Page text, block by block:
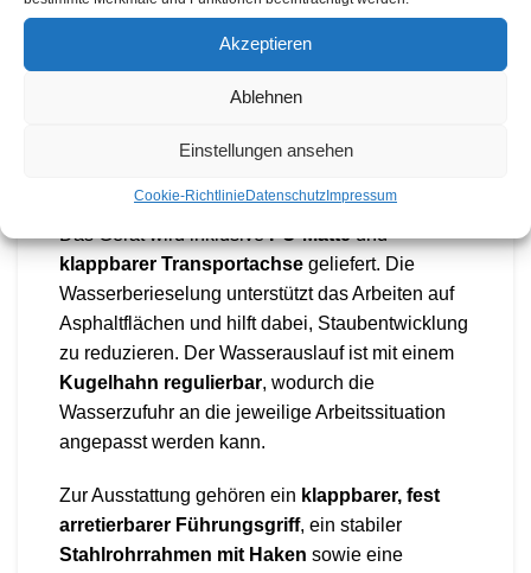
Akzeptieren
Ablehnen
Einstellungen ansehen
Cookie-RichtlinieDatenschutzImpressum
für Asphaltarbeiten sowie zur Staubminimierung.
Zentrifugalkraft von 14 kNund einer
Rüttelplatte zuverlässige Leistungswerte für
Das Gerät wird inklusivePU-Matteund
klappbarer Transportachse geliefert. Die
Wasserberieselung unterstützt das Arbeiten auf
Asphaltflächen und hilft dabei, Staubentwicklung
zu reduzieren. Der Wasserauslauf ist mit einem
Kugelhahn regulierbar, wodurch die
Wasserzufuhr an die jeweilige Arbeitssituation
angepasst werden kann.
Zur Ausstattung gehören ein klappbarer, fest
arretierbarer Führungsgriff, ein stabiler
Stahlrohrrahmen mit Haken sowie eine